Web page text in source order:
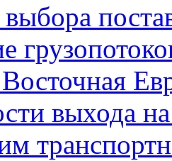
выхода